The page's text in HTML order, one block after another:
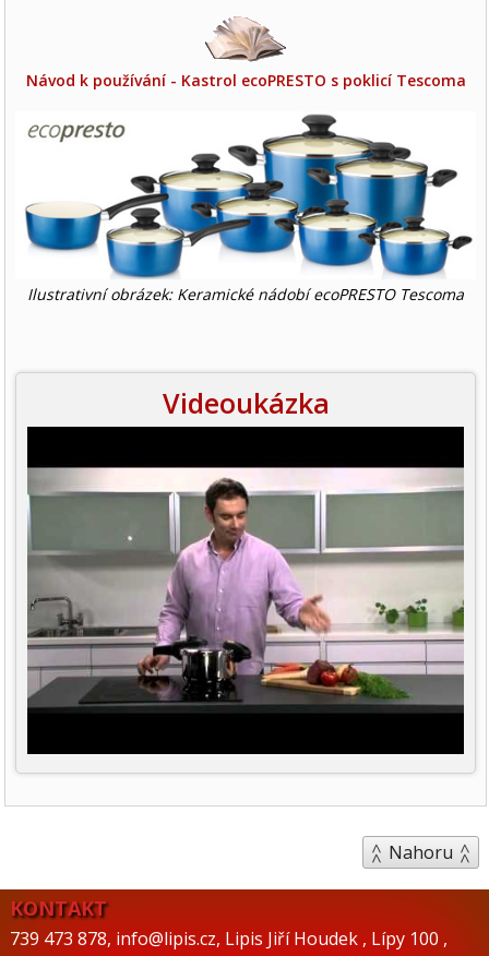
Návod k používání - Kastrol ecoPRESTO s poklicí Tescoma
Ilustrativní obrázek: Keramické nádobí ecoPRESTO Tescoma
Videoukázka
Nahoru
KONTAKT
739 473 878, info@lipis.cz, Lipis Jiří Houdek , Lípy 100 ,